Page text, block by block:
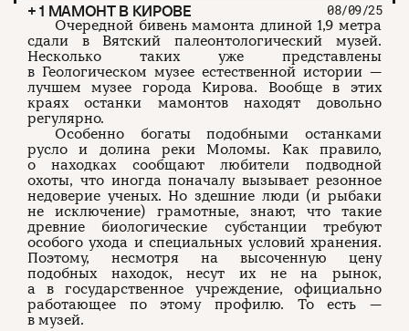
+ 1 МАМОНТ В КИРОВЕ 08/09/25
Очередной бивень мамонта длиной 1,9 метра
сдали в Вятский палеонтологический музей.
Несколько таких уже представлены
в Геологическом музее естественной истории —
лучшем музее города Кирова. Вообще в этих
краях останки мамонтов находят довольно
регулярно.
Особенно богаты подобными останками
русло и долина реки Моломы. Как правило,
о находках сообщают любители подводной
охоты, что иногда поначалу вызывает резонное
недоверие ученых. Но здешние люди (и рыбаки
не исключение) грамотные, знают, что такие
древние биологические субстанции требуют
особого ухода и специальных условий хранения.
Поэтому, несмотря на высоченную цену
подобных находок, несут их не на рынок,
а в государственное учреждение, официально
работающее по этому профилю. То есть —
в музей.